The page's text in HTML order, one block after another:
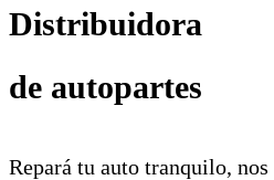
Distribuidora
de autopartes
Repará tu auto tranquilo,